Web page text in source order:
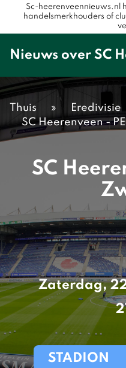
Sc-heerenveennieuws.nl
handelsmerkhouders of
Nieuws over SC
Thuis » Eredivisie
SC Heerenveen -
SC
Zaterdag,
STADION